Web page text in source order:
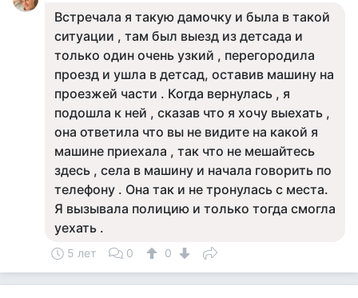
Встречала я такую дамочку и была в такой
ситуации , там был выезд из детсада и
только один очень узкий , перегородила
проезд и ушла в детсад, оставив машину на
проезжей части . Когда вернулась , я
подошла к ней , сказав что я хочу выехать ,
она ответила что вы не видите на какой я
машине приехала , так что не мешайтесь
здесь , села в машину и начала говорить по
телефону . Она так и не тронулась с места.
Я вызывала полицию и только тогда смогла
уехать .
5 лет 0 0